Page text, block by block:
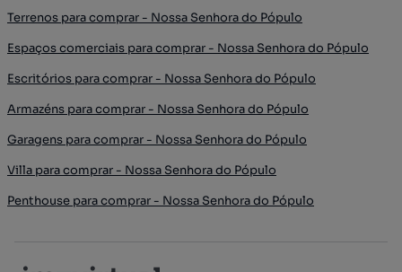
Terrenos para comprar - Nossa Senhora do Pópulo
Espaços comerciais para comprar - Nossa Senhora do Pópulo
Escritórios para comprar - Nossa Senhora do Pópulo
Armazéns para comprar - Nossa Senhora do Pópulo
Garagens para comprar - Nossa Senhora do Pópulo
Villa para comprar - Nossa Senhora do Pópulo
Penthouse para comprar - Nossa Senhora do Pópulo